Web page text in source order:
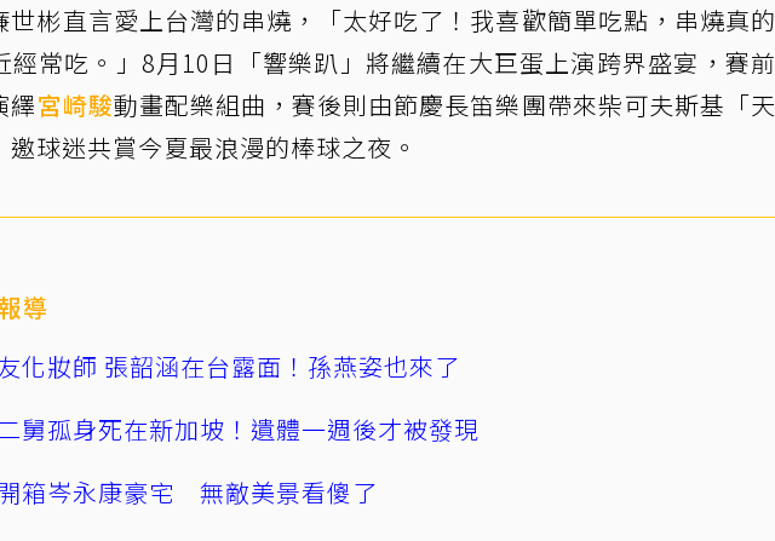
世彬直言愛上台灣的串燒，「太好吃了！我喜歡簡單吃點，串燒真的
經常吃。」8月10日「響樂趴」將繼續在大巨蛋上演跨界盛宴，賽前
繹宮崎駿動畫配樂組曲，賽後則由節慶長笛樂團帶來柴可夫斯基「天
球迷共賞今夏最浪漫的棒球之夜。
導
化妝師 張韶涵在台露面！孫燕姿也來了
舅孤身死在新加坡！遺體一週後才被發現
箱岑永康豪宅 無敵美景看傻了